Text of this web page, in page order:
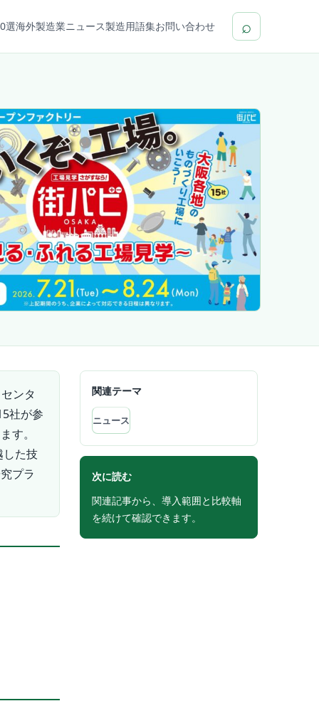
選海外製造業ニュース製造用語集お問い合わせ ⌕
ンタ
社が参
す。
した技
プラ
関連テーマ
ニュース
次に読む
関連記事から、導入範囲と比較軸
を続けて確認できます。